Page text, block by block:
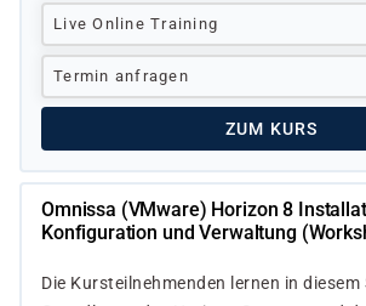
Live Online Training
Termin anfragen
ZUM KURS
Omnissa (VMware) Horizon 8
Konfiguration und Verwaltung
Die Kursteilnehmenden lernen in diesem